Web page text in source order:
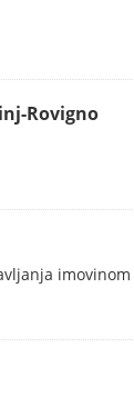
Rovigno
imovinom